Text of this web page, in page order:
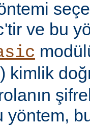
'tir ve bu
) kimlik
yöntem,